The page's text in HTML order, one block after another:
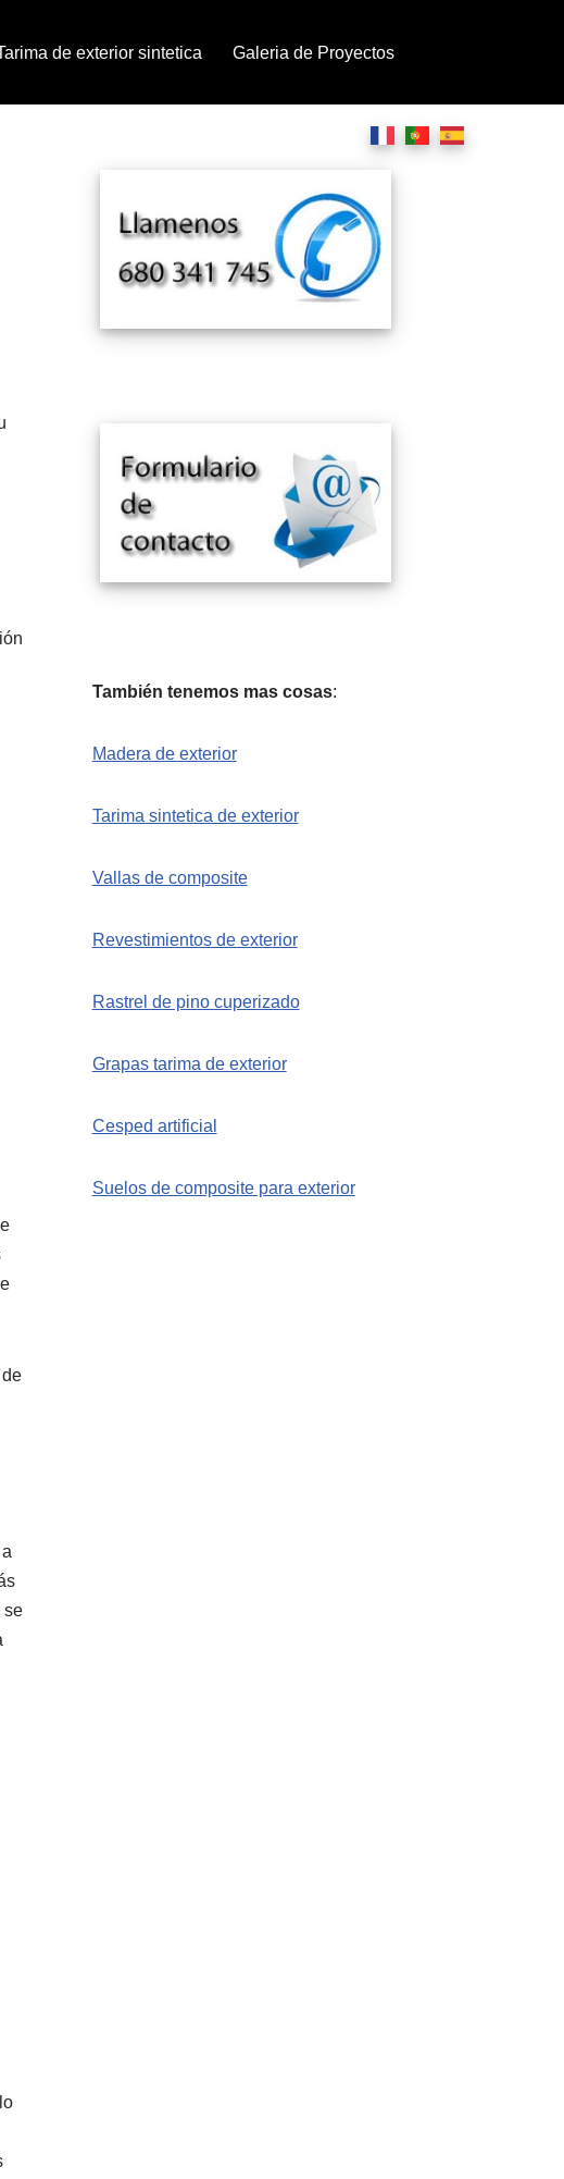
de exterior sintetica Galeria de Proyectos
se
También tenemos mas cosas:
Madera de exterior
Tarima sintetica de exterior
Vallas de composite
Revestimientos de exterior
Rastrel de pino cuperizado
Grapas tarima de exterior
Cesped artificial
Suelos de composite para exterior